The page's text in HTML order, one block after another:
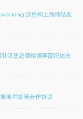
汉堡和上海缔结友
汉堡总领馆领事部纪达夫
游局签署合作协议